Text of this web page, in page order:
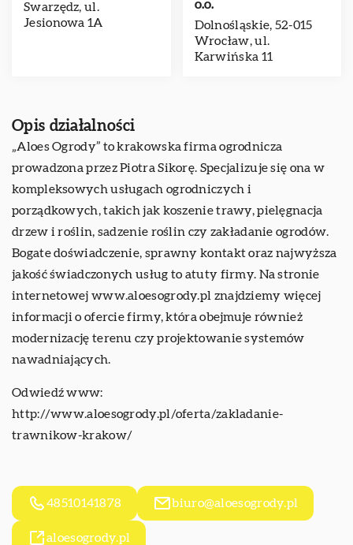
Swarzędz, ul.
Jesionowa 1A
o.o.
Dolnośląskie, 52-015
Wrocław, ul.
Karwińska 11
Opis działalności
„Aloes Ogrody” to krakowska firma ogrodnicza
prowadzona przez Piotra Sikorę. Specjalizuje się ona w
kompleksowych usługach ogrodniczych i
porządkowych, takich jak koszenie trawy, pielęgnacja
drzew i roślin, sadzenie roślin czy zakładanie ogrodów.
Bogate doświadczenie, sprawny kontakt oraz najwyższa
jakość świadczonych usług to atuty firmy. Na stronie
internetowej www.aloesogrody.pl znajdziemy więcej
informacji o ofercie firmy, która obejmuje również
modernizację terenu czy projektowanie systemów
nawadniających.
Odwiedź www:
http://www.aloesogrody.pl/oferta/zakladanie-
trawnikow-krakow/
48510141878 biuro@aloesogrody.pl
aloesogrody.pl